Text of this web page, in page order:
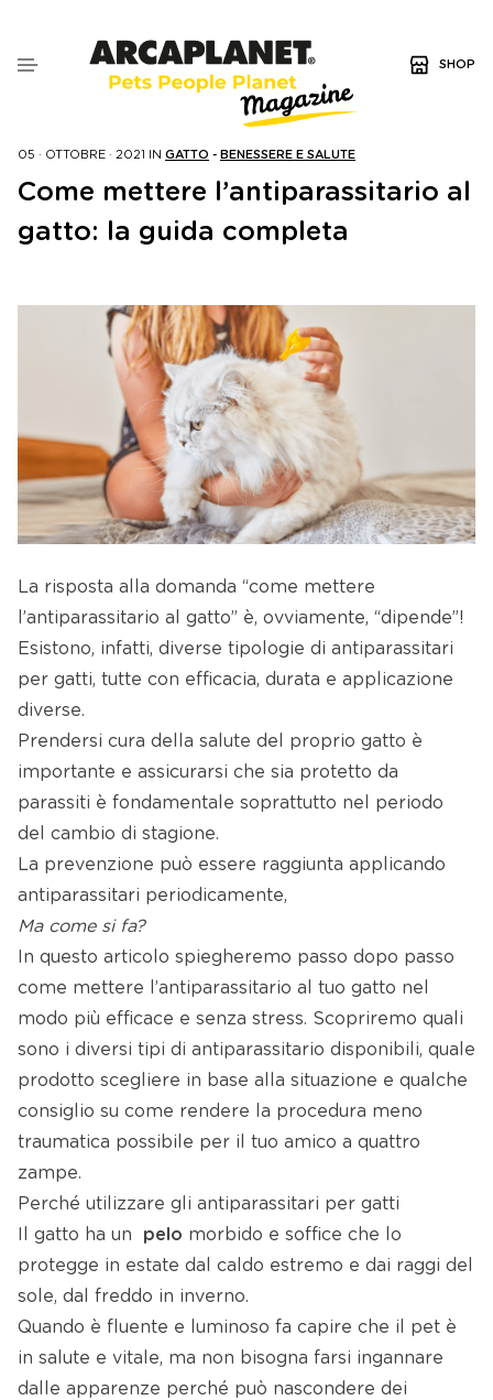
SHOP
05 · OTTOBRE · 2021 IN GATTO - BENESSERE E SALUTE
Come mettere l’antiparassitario al
gatto: la guida completa
La risposta alla domanda “come mettere
l’antiparassitario al gatto” è, ovviamente, “dipende”!
Esistono, infatti, diverse tipologie di antiparassitari
per gatti, tutte con efficacia, durata e applicazione
diverse.
Prendersi cura della salute del proprio gatto è
importante e assicurarsi che sia protetto da
parassiti è fondamentale soprattutto nel periodo
del cambio di stagione.
La prevenzione può essere raggiunta applicando
antiparassitari periodicamente,
Ma come si fa?
In questo articolo spiegheremo passo dopo passo
come mettere l’antiparassitario al tuo gatto nel
modo più efficace e senza stress. Scopriremo quali
sono i diversi tipi di antiparassitario disponibili, quale
prodotto scegliere in base alla situazione e qualche
consiglio su come rendere la procedura meno
traumatica possibile per il tuo amico a quattro
zampe.
Perché utilizzare gli antiparassitari per gatti
Il gatto ha un pelo morbido e soffice che lo
protegge in estate dal caldo estremo e dai raggi del
sole, dal freddo in inverno.
Quando è fluente e luminoso fa capire che il pet è
in salute e vitale, ma non bisogna farsi ingannare
dalle apparenze perché può nascondere dei